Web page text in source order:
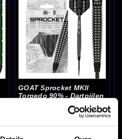
GOAT Sprocket MKII
Torpedo 90% - Dartpijlen